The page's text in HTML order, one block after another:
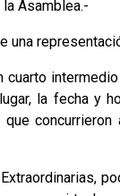
Asamblea.-
una
cuarto
la fecha y